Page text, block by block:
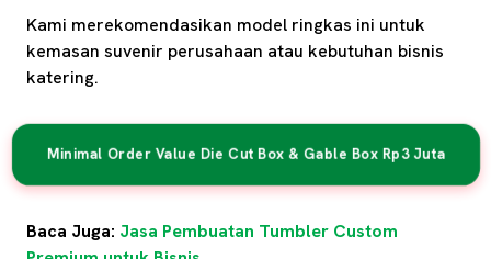
Kami merekomendasikan model ringkas ini untuk
kemasan suvenir perusahaan atau kebutuhan bisnis
katering.
Minimal Order Value Die Cut Box & Gable Box Rp3 Juta
Baca Juga: Jasa Pembuatan Tumbler Custom